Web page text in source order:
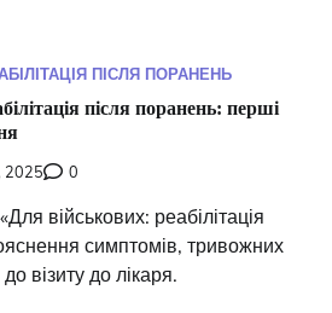
ПІСЛЯ ПОРАНЕНЬ
після поранень: перші
2025 0
військових: реабілітація
симптомів, тривожних
візиту до лікаря.